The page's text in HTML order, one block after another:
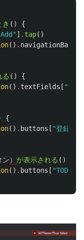
き ()
{
] . tap()
() . navigationBars
る ()
{
() . textFields [
{
() . buttons [ "登録"
ン） が表示される ()
() . buttons [ "TODO一